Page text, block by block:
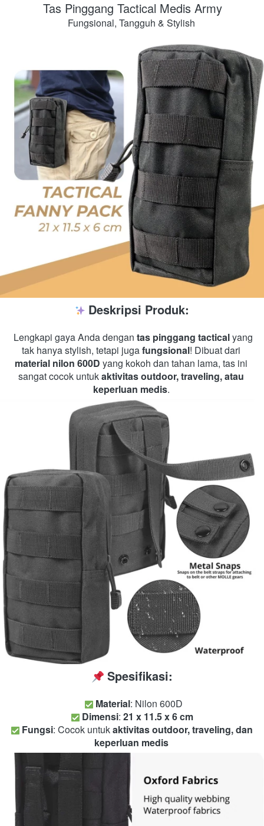
Tas Pinggang Tactical Medis Army
Fungsional, Tangguh & Stylish
Deskripsi Produk:
Lengkapi gaya Anda dengan tas pinggang tactical yang
tak hanya stylish, tetapi juga fungsional
material nilon 600D yang kokoh dan tahan lama, tas ini
sangat cocok untuk aktivitas outdoor, traveling, atau
keperluan medis.
Spesifikasi:
Material
Dimensi: 21 x 11.5 x 6 cm
Fungsi: Cocok untuk aktivitas outdoor, traveling, dan
keperluan medis